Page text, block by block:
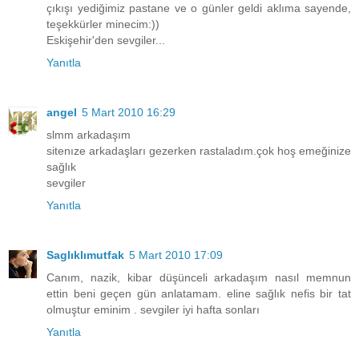
çıkışı yediğimiz pastane ve o günler geldi aklıma sayende,
teşekkürler minecim:))
Eskişehir'den sevgiler...
Yanıtla
angel 5 Mart 2010 16:29
slmm arkadaşım
sitenıze arkadaşları gezerken rastaladım.çok hoş emeğinize
sağlık
sevgiler
Yanıtla
Saglıklımutfak 5 Mart 2010 17:09
Canım, nazik, kibar düşünceli arkadaşım nasıl memnun
ettin beni geçen gün anlatamam. eline sağlık nefis bir tat
olmuştur eminim . sevgiler iyi hafta sonları
Yanıtla